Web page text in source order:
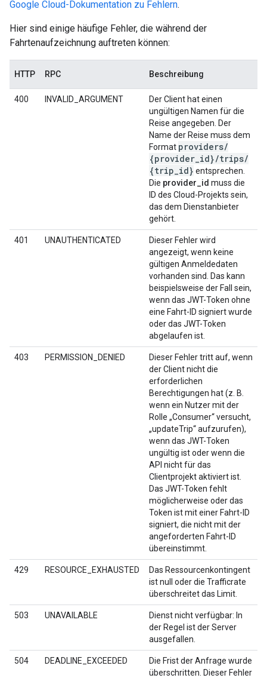
Google Cloud-Dokumentation zu Fehlern.
Hier sind einige häufige Fehler, die während der
Fahrtenaufzeichnung auftreten können:
HTTP RPC Beschreibung
400 INVALID_ARGUMENT
Der Client hat einen
ungültigen Namen für die
Reise angegeben. Der
Name der Reise muss dem
Format providers/
{provider id}/trips/
{trip id} entsprechen.
Die provider_id muss die
ID des Cloud-Projekts sein,
das dem Dienstanbieter
gehört.
401 UNAUTHENTICATED
Dieser Fehler wird
angezeigt, wenn keine
gültigen Anmeldedaten
vorhanden sind. Das kann
beispielsweise der Fall sein,
wenn das JWT-Token ohne
eine Fahrt-ID signiert wurde
oder das JWT-Token
abgelaufen ist.
403 PERMISSION_DENIED
Dieser Fehler tritt auf, wenn
der Client nicht die
erforderlichen
Berechtigungen hat (z. B.
wenn ein Nutzer mit der
Rolle „Consumer“ versucht,
„updateTrip“ aufzurufen),
wenn das JWT-Token
ungültig ist oder wenn die
API nicht für das
Clientprojekt aktiviert ist.
Das JWT-Token fehlt
möglicherweise oder das
Token ist mit einer Fahrt-ID
signiert, die nicht mit der
angeforderten Fahrt-ID
übereinstimmt.
429 RESOURCE_EXHAUSTED
Das Ressourcenkontingent
ist null oder die Trafficrate
überschreitet das Limit.
503 UNAVAILABLE
Dienst nicht verfügbar: In
der Regel ist der Server
ausgefallen.
504 DEADLINE_EXCEEDED
Die Frist der Anfrage wurde
überschritten. Dieser Fehler